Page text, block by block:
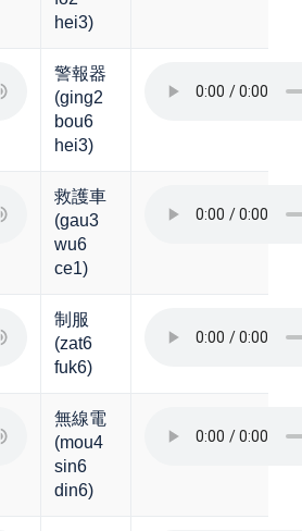
hei3)
警報器
(ging2
bou6
hei3)
救護車
(gau3
wu6
ce1)
制服
(zat6
fuk6)
無線電
(mou4
sin6
din6)